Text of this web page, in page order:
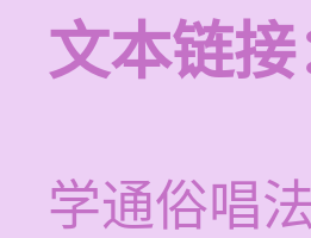
文本链接
学通俗唱